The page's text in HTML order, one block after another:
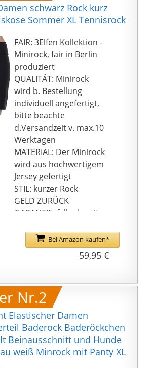
schwarz Rock kurz
Sommer XL Tennisrock
FAIR: 3Elfen Kollektion -
Minirock, fair in Berlin
produziert
QUALITÄT: Minirock
wird b. Bestellung
individuell angefertigt,
bitte beachte
d.Versandzeit v. max.10
Werktagen
MATERIAL: Der Minirock
wird aus hochwertigem
Jersey gefertigt
STIL: kurzer Rock
GELD ZURÜCK
GARANTIE, falls du mit
unzufrieden sein
solltest
Bei Amazon kaufen*
59,95 €
Nr.2
Elastischer Damen
Baderock Baderöckchen
Beinausschnitt und Hunde
weiß Minrock mit Panty XL